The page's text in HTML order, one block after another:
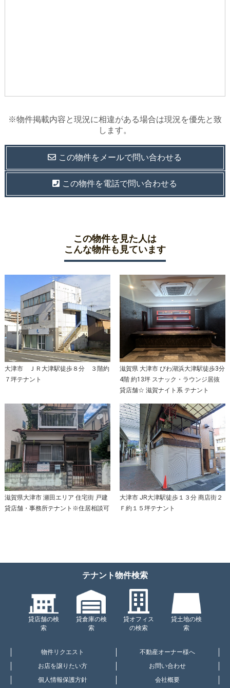
※物件掲載内容と現況に相違がある場合は現況を優先と致
します。
この物件をメールで問い合わせる
この物件を電話で問い合わせる
この物件を見た人は
こんな物件も見ています
大津市 ＪＲ大津駅徒歩８分 ３階約
７坪テナント
滋賀県 大津市 びわ湖浜大津駅徒歩3分
4階 約13坪 スナック・ラウンジ居抜
貸店舗☆ 滋賀ナイト系 テナント
滋賀県大津市 瀬田エリア 住宅街 戸建
貸店舗・事務所テナント※住居相談可
大津市 JR大津駅徒歩１３分 商店街２
Ｆ約１５坪テナント
テナント物件検索
貸店舗の検
索
貸倉庫の検
索
貸オフィス
の検索
貸土地の検
索
物件リクエスト
不動産オーナー様へ
お店を譲りたい方
お問い合わせ
個人情報保護方針
会社概要